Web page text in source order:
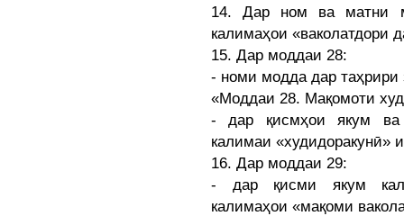
14. Дар ном ва матни
калимаҳои «ваколатдори
15. Дар моддаи 28:
- номи модда дар
«Моддаи 28. Мақомоти
- дар қисмҳои якум ва
калимаи «худидоракунӣ»
16. Дар моддаи 29:
- дар қисми якум
калимаҳои «мақоми